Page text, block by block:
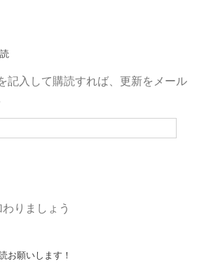
記入して購読すれば、更新をメール
りましょう
お願いします！